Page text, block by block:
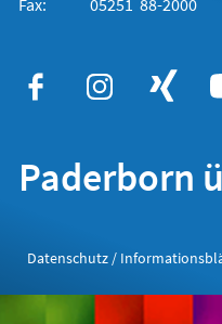
Paderborn
Datenschutz /